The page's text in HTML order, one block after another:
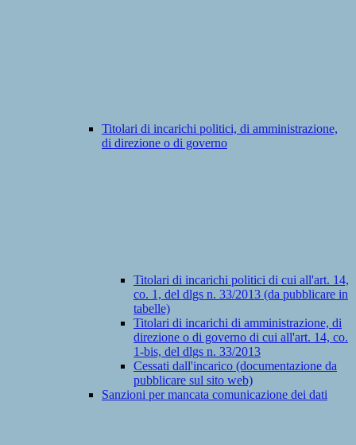
Titolari di incarichi politici, di amministrazione,
di direzione o di governo
Titolari di incarichi politici di cui all'art. 14,
co. 1, del dlgs n. 33/2013 (da pubblicare in
tabelle)
Titolari di incarichi di amministrazione, di
direzione o di governo di cui all'art. 14, co.
1-bis, del dlgs n. 33/2013
Cessati dall'incarico (documentazione da
pubblicare sul sito web)
Sanzioni per mancata comunicazione dei dati